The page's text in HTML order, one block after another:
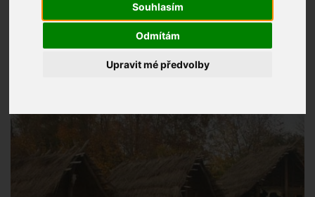
Souhlasím
Odmítám
Upravit mé předvolby